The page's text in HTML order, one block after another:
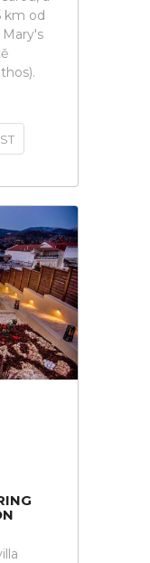
km od